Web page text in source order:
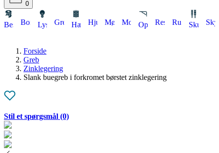
0
BeslagBordbeslag
Lys Greb Hængsler
Hjul MøbellåseMonteringOphængRestparti
Rum
Forside
Greb
Zinklegering
Slank buegreb i forkromet børstet zinklegering
Stil et spørgsmål (0)